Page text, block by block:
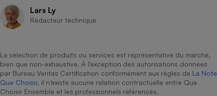
Lars Ly
Rédacteur technique
La sélection de produits ou services est représentative du marché,
bien que non-exhaustive. À l’exception des autorisations données
par Bureau Veritas Certification conformément aux règles de La Note
Que Choisir, il n’existe aucune relation contractuelle entre Que
Choisir Ensemble et les professionnels référencés.